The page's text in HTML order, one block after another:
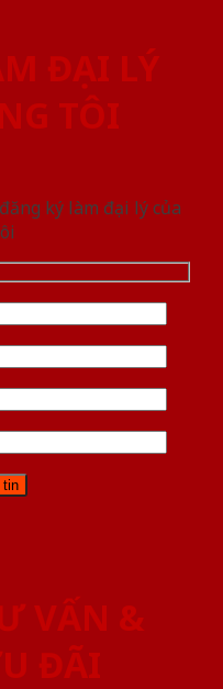
ĐẠI LÝ
TÔI
ký làm đại lý của
VẤN &
ĐÃI